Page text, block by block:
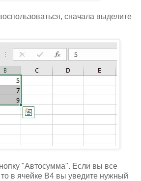
сначала выделите
"Автосумма". Если вы все
в ячейке B4 вы уведите нужный